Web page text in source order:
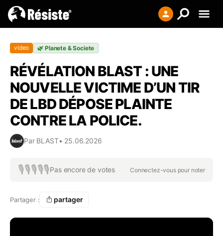
S'enregistrer
video 🌿 Planete & Societe
RÉVÉLATION BLAST : UNE
NOUVELLE VICTIME D’UN TIR
DE LBD DÉPOSE PLAINTE
CONTRE LA POLICE.
Par BLAST• 25.06.2026
🎙️🎙️🎙️🎙️🎙️Pas encore de votes Connectez-vous pour noter
Partager : partager